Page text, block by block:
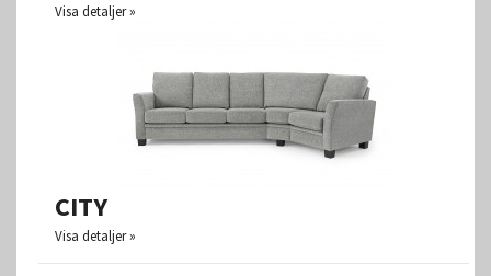
Visa detaljer
CITY
Visa detaljer